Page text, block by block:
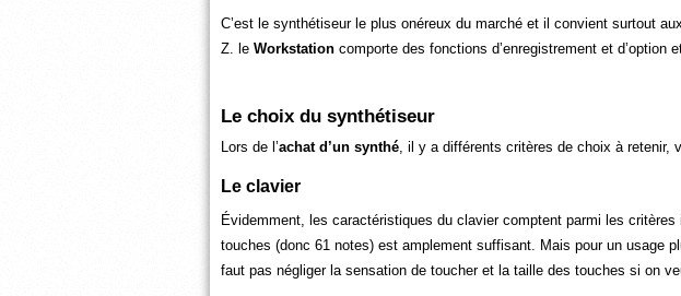
C’est le synthétiseur le plus onéreux du marché et il convient surtout
Z. le Workstationcomporte des fonctions d’enregistrement et d’option
Le choix du synthétiseur
Lors de l’achat d’un synthé, il y a différents critères de choix à retenir,
Le clavier
Évidemment, les caractéristiques du clavier comptent parmi les critères
touches (donc 61 notes) est amplement suffisant. Mais pour un usage
faut pas négliger la sensation de toucher et la taille des touches si on